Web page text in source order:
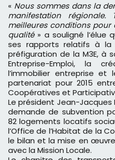
« Nous sommes dans la
manifestation
meilleures conditions pour
qualité» a souligné l’élue
ses rapports relatifs à la
préfiguration de la M3E, à
Entreprise-Emploi, la
l’immobilier entreprise
partenariat pour 2015
Coopératives et
Le président Jean-Jacques
demande de subvention
82 logements locatifs
l’Office de l’Habitat de la
le bilan et la mise en
avec la Mission Locale.